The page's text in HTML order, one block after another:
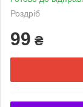
Роздріб
99 ₴